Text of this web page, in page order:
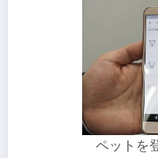
ペットを